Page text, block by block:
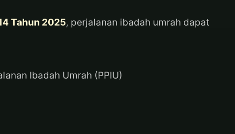
Tahun 2025, perjalanan ibadah umrah dapat
Ibadah Umrah (PPIU)